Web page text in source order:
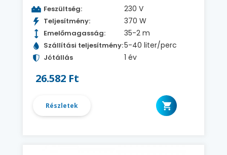
Feszültség: 230 V
Teljesítmény: 370 W
Emelőmagasság: 35-2 m
Szállítási teljesítmény:5-40 liter/perc
Jótállás 1 év
26.582 Ft
Részletek